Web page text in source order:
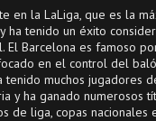
en la LaLiga, que es la
ha tenido un éxito
El Barcelona es famoso
en el control del
tenido muchos jugadores
y ha ganado numerosos
de liga, copas nacionales